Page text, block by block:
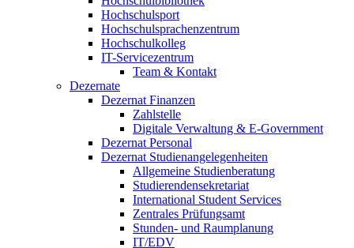
Hochschulsport
Hochschulsprachenzentrum
Hochschulkolleg
IT-Servicezentrum
Team & Kontakt
Dezernate
Dezernat Finanzen
Zahlstelle
Digitale Verwaltung & E-Government
Dezernat Personal
Dezernat Studienangelegenheiten
Allgemeine Studienberatung
Studierendensekretariat
International Student Services
Zentrales Prüfungsamt
Stunden- und Raumplanung
IT/EDV